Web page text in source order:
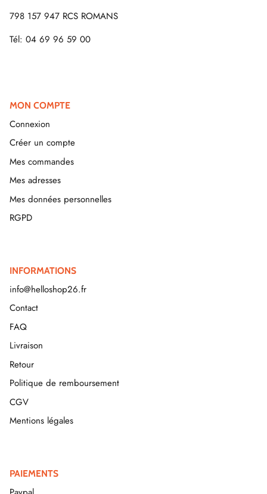
798 157 947 RCS ROMANS
Tél: 04 69 96 59 00
MON COMPTE
Connexion
Créer un compte
Mes commandes
Mes adresses
Mes données personnelles
RGPD
INFORMATIONS
info@helloshop26.fr
Contact
FAQ
Livraison
Retour
Politique de remboursement
CGV
Mentions légales
PAIEMENTS